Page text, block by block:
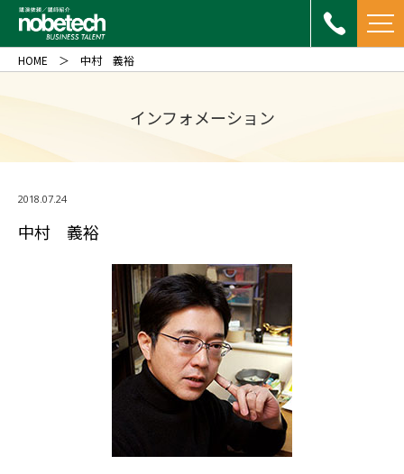
インフォメーション
HOME 中村 義裕
2018.07.24
中村 義裕